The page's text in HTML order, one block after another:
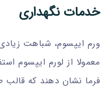
خدمات نگهداری
ورم ایپسوم، شباهت
معمولا از لورم ایپسوم
فرما نشان دهند که قالب